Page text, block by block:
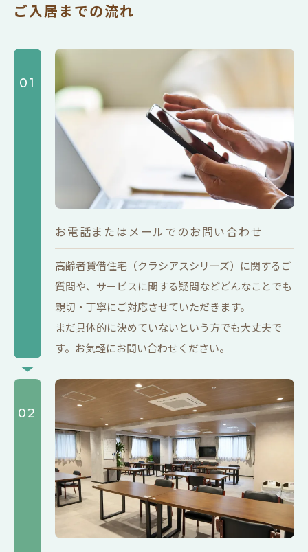
ご入居までの流れ
01
お電話またはメールでのお問い合わせ
高齢者賃借住宅（クラシアスシリーズ）に関するご
質問や、サービスに関する疑問などどんなことでも
親切・丁寧にご対応させていただきます。
まだ具体的に決めていないという方でも大丈夫で
す。お気軽にお問い合わせください。
02